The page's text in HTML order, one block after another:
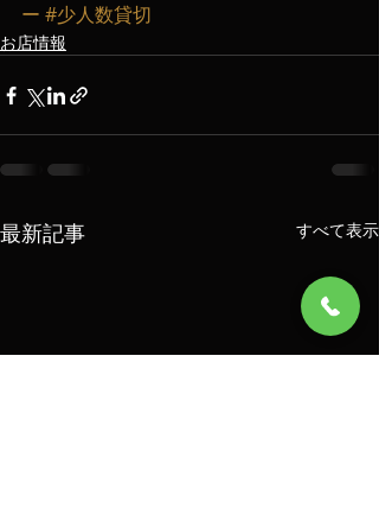
ー #少人数貸切
お店情報
最新記事 すべて表示